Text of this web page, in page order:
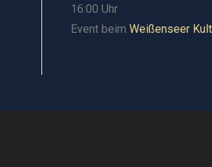
16:00 Uhr
Event beim Weißenseer